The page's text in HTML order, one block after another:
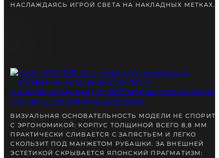
ПОСОВЕТУЙТЕСЬ
С НАШИМ ЭКСПЕРТОМ
НАСЛАЖДАЯСЬ ИГРОЙ СВЕТА НА НАКЛАДНЫХ МЕТКАХ.
ВИЗУАЛЬНАЯ ОСНОВАТЕЛЬНОСТЬ МОДЕЛИ НЕ СПОРИТ
С ЭРГОНОМИКОЙ: КОРПУС ТОЛЩИНОЙ ВСЕГО 8,8 ММ
ПРАКТИЧЕСКИ СЛИВАЕТСЯ С ЗАПЯСТЬЕМ И ЛЕГКО
СКОЛЬЗИТ ПОД МАНЖЕТОМ РУБАШКИ. ЗА ВНЕШНЕЙ
ЭСТЕТИКОЙ СКРЫВАЕТСЯ ЯПОНСКИЙ ПРАГМАТИЗМ: